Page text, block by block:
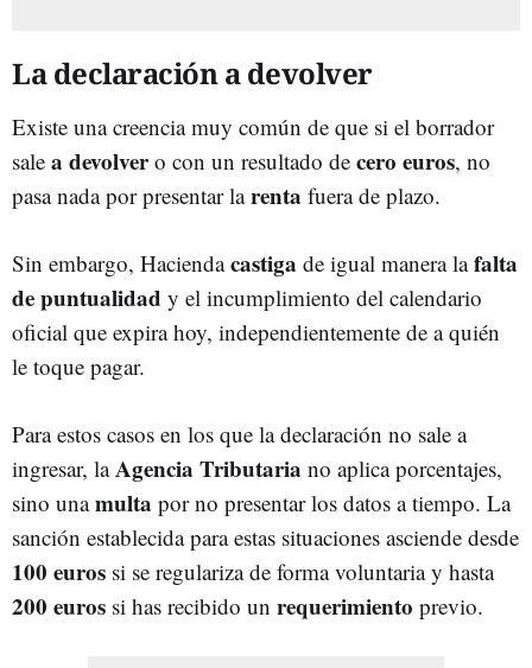
La declaración a devolver
Existe una creencia muy común de que si el borrador
sale a devolvero con un resultado de cero euros, no
pasa nada por presentar larenta fuera de plazo.
Sin embargo, Haciendacastiga de igual manera lafalta
de puntualidad y el incumplimiento del calendario
oficial que expira hoy, independientemente de a quién
le toque pagar.
Para estos casos en los que la declaración no sale a
ingresar, laAgencia Tributaria no aplica porcentajes,
sino unamulta por no presentar los datos a tiempo. La
sanción establecida para estas situaciones asciende desde
100 euros si se regulariza de forma voluntaria y hasta
200 euros si has recibido un requerimiento previo.